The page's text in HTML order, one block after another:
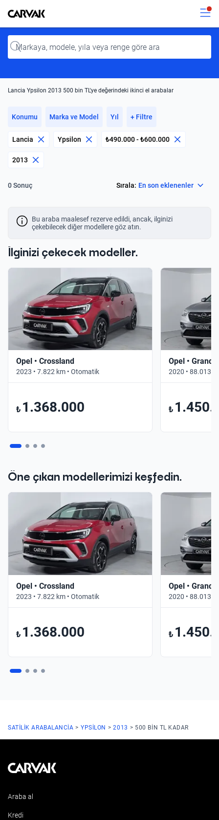
Kavak
Input
Lancia Ypsilon 2013 500 bin TL'ye değerindeki ikinci el arabalar
Konumu Marka ve Model Yıl + Filtre
Lancia Ypsilon ₺490.000 - ₺600.000
2013
0 Sonuç Sırala: En son eklenenler
Bu araba maalesef rezerve edildi, ancak, ilginizi
çekebilecek diğer modellere göz atın.
İlginizi çekecek modeller.
Opel • Crossland
2023 • 7.822 km • Otomatik
₺ 1.368.000
Opel •
2020 • 88.013
₺
Öne çıkan modellerimizi keşfedin.
Opel • Crossland
2023 • 7.822 km • Otomatik
₺ 1.368.000
Opel •
2020 • 88.013
₺
SATILIK ARABALANCIA YPSILON 2013 500 BIN TL KADAR
Kavak
Araba al
Kredi